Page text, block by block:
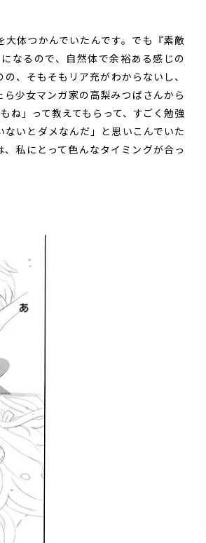
体つかんでいたんです。でも『素敵
なるので、自然体で余裕ある感じの
、そもそもリア充がわからないし、
少女マンガ家の高梨みつばさんから
ね」って教えてもらって、すごく勉強
いとダメなんだ」と思いこんでいた
私にとって色んなタイミングが合っ